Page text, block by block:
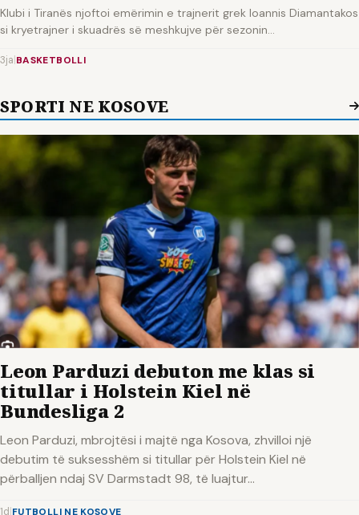
Klubi i Tiranës njoftoi emërimin e trajnerit grek Ioannis Diamantakos
si kryetrajner i skuadrës së meshkujve për sezonin…
3ja BASKETBOLLI
SPORTI NE KOSOVE
Leon Parduzi debuton me klas si
titullar i Holstein Kiel në
Bundesliga 2
Leon Parduzi, mbrojtësi i majtë nga Kosova, zhvilloi një
debutim të suksesshëm si titullar për Holstein Kiel në
përballjen ndaj SV Darmstadt 98, të luajtur...
1d FUTBOLLI NE KOSOVE